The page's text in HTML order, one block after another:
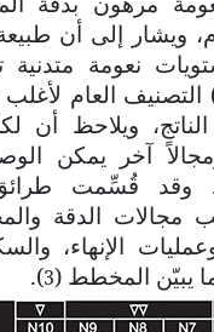
ويشار إلى أن
نعومة متدنية
التصنيف العام
ويلاحظ أن
آخر يمكن
وقد قُسِّمت
الدقة
الإنهاء،
يبيّن المخطط (3
).